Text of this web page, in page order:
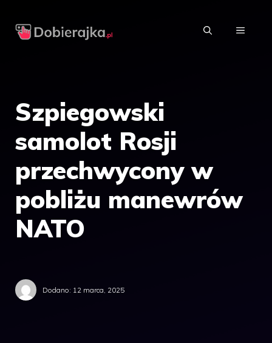
MENU
Szpiegowski
samolot Rosji
przechwycony w
pobliżu manewrów
NATO
Dodano: 12 marca, 2025